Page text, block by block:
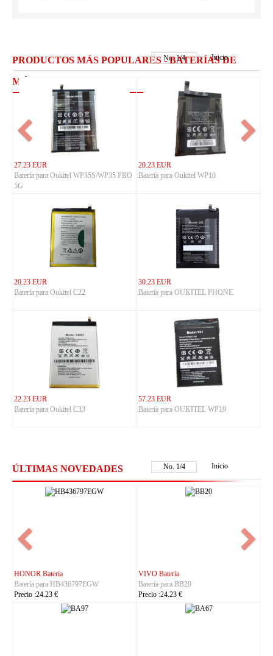
PRODUCTOS MÁS POPULARES - BATERÍAS DE
MÓVILES CUBOT
No.1/4 Inicio
27.23 EUR
Batería para Oukitel WP35S/WP35 PRO
5G
20.23 EUR
Batería para Oukitel WP10
20.23 EUR
Batería para Oukitel C22
30.23 EUR
Batería para OUKITEL PHONE
22.23 EUR
Batería para Oukitel C33
57.23 EUR
Batería para OUKITEL WP19
ÚLTIMAS NOVEDADES No. 1/4 Inicio
NOKIA Batería
Batería para BL-25AA
Batería para C21P2401